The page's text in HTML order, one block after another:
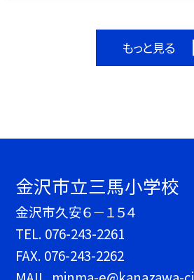
もっと見る
金沢市立三馬小学校
金沢市久安６－１５４
TEL. 076-243-2261
FAX. 076-243-2262